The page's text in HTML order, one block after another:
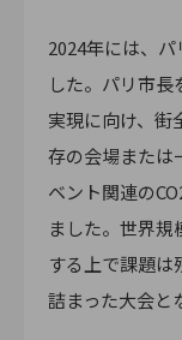
2024年には、
した。パリ市
実現に向け、街
存の会場または
ベント関連の
ました。世界
する上で課題は
詰まった大会と